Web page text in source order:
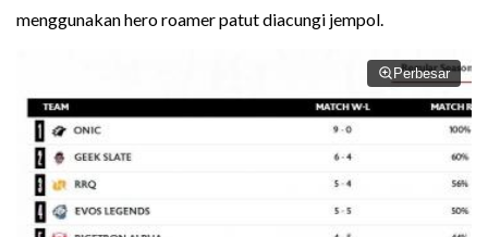
menggunakan hero roamer patut diacungi jempol.
Perbesar